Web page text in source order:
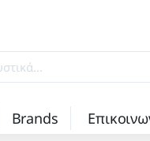
την παραγγελία σας
Brands